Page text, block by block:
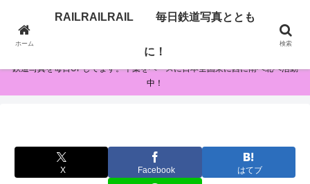
RAILRAILRAIL 毎日鉄道写真とともに！
鉄道写真を毎日UPしてます。千葉をベースに日本全国東に西に南へ北へ活動
中！
X Facebook はてブ
ホーム
RAILRAILRAIL 毎日鉄道写真ととも
に！
検索